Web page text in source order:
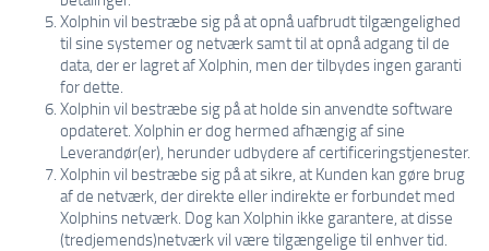
Xolphin vil bestræbe sig på at opnå uafbrudt tilgængelighed
til sine systemer og netværk samt til at opnå adgang til de
data, der er lagret af Xolphin, men der tilbydes ingen garanti
for dette.
Xolphin vil bestræbe sig på at holde sin anvendte software
opdateret. Xolphin er dog hermed afhængig af sine
Leverandør(er), herunder udbydere af certificeringstjenester.
Xolphin vil bestræbe sig på at sikre, at Kunden kan gøre brug
af de netværk, der direkte eller indirekte er forbundet med
Xolphins netværk. Dog kan Xolphin ikke garantere, at disse
(tredjemends)netværk vil være tilgængelige til enhver tid.